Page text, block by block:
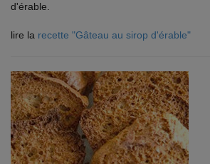
d'érable.
lire la recette "Gâteau au sirop d'érable"